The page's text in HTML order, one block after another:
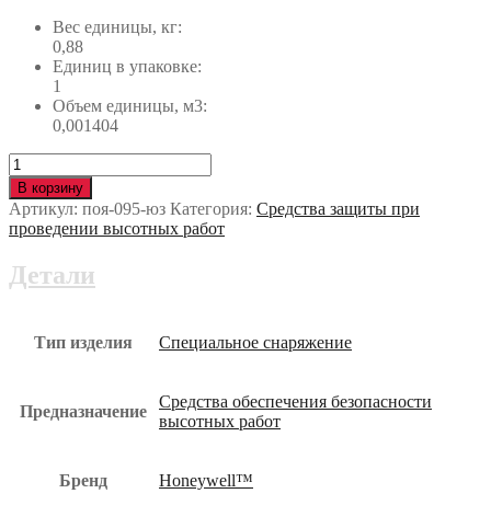
Вес единицы, кг:
0,88
Единиц в упаковке:
1
Объем единицы, м3:
0,001404
Количество
Крюк-
карабин
Нoneywell™
ЖИРАФ
(1002900)
В корзину
Артикул: поя-095-юз Категория: Средства защиты при
проведении высотных работ
Детали
Тип изделия Специальное снаряжение
Предназначение
Средства обеспечения безопасности
высотных работ
Бренд Honeywell™